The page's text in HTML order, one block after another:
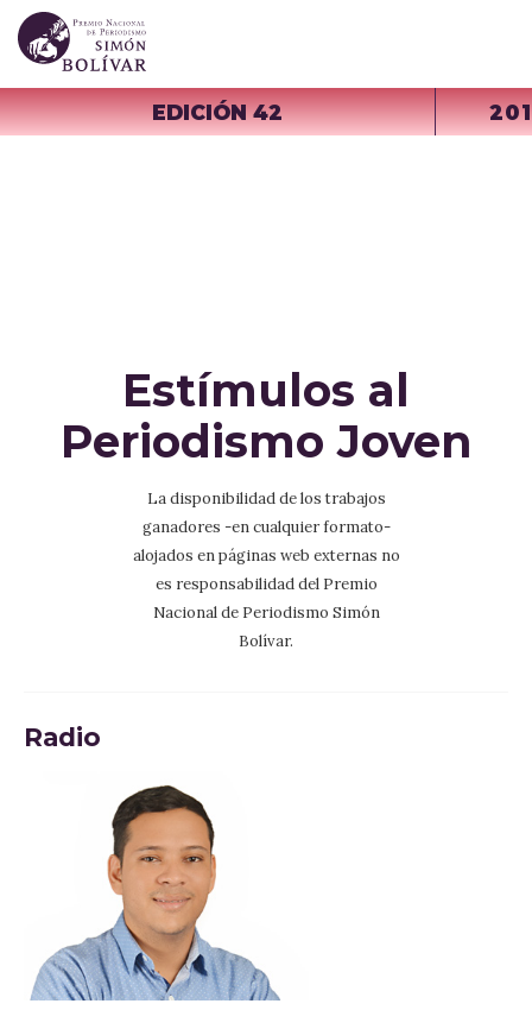
EDICIÓN 42
Estímulos al
Periodismo Joven
La disponibilidad de los trabajos
ganadores -en cualquier formato-
alojados en páginas web externas no
es responsabilidad del Premio
Nacional de Periodismo Simón
Bolívar.
Radio